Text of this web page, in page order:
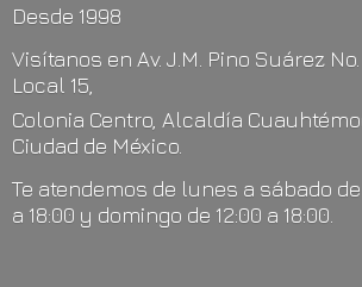
Desde 1998
Visítanos en Av. J.M. Pino Suárez No.
Local 15,
Colonia Centro, Alcaldía
Ciudad de México.
Te atendemos de lunes a sábado de
a 18:00 y domingo de 12:00 a 18:00.